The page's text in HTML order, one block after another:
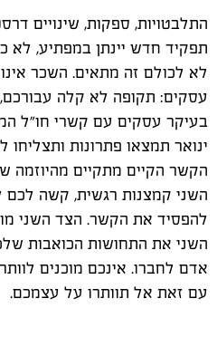
התלבטויות, ספקות, שינויים
תפקיד חדש יינתן במפתיע, לא
לא לכולם זה מתאים. השכר
עסקים: תקופה לא קלה
בעיקר עסקים עם קשרי חו"ל
ינואר תמצאו פתרונות ותצליחו
הקשר הקיים מתקיים מהיוזמה
השני קמצנות רגשית, קשה לכם
להפסיד את הקשר. הצד השני
השני את התחושות הכואבות
אדם לחברו. אינכם מוכנים
עם זאת אל תוותרו על עצמכם.